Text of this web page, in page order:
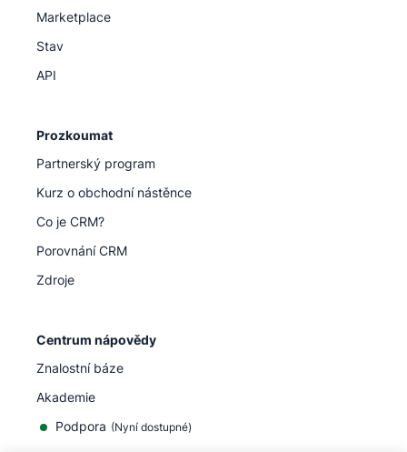
Marketplace
Stav
API
Prozkoumat
Partnerský program
Kurz o obchodní nástěnce
Co je CRM?
Porovnání CRM
Zdroje
Centrum nápovědy
Znalostní báze
Akademie
Podpora (Nyní dostupné)